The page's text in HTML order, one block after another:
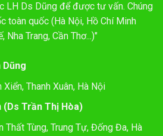
LH Ds Dũng để được tư vấn. Chúng
toàn quốc (Hà Nội, Hồ Chí Minh
Nha Trang, Cần Thơ...)"
Dũng
Thanh Xuân, Hà Nội
(Ds Trần Thị Hòa)
Thất Tùng, Trung Tự, Đống Đa, Hà